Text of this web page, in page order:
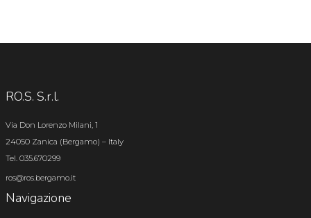
RO.S. S.r.l.
Via Don Lorenzo Milani, 1
24050 Zanica (Bergamo) – Italy
Tel. 035.670299
ros@ros.bergamo.it
Navigazione